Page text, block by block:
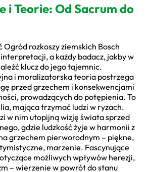
i Teorie: Od Sacrum do
rozkoszy ziemskich Bosch
a każdy badacz, jakby w
klucz do jego tajemnic.
i moralizatorska teoria postrzega
przed grzechem i konsekwencjami
prowadzących do potępienia. To
mająca trzymać ludzi w ryzach.
w nim utopijną wizję świata sprzed
gdzie ludzkość żyje w harmonii z
grzechem pierworodnym – piękne,
marzenie. Fascynujące
możliwych wpływów herezji,
– wierzenie w powrót do stanu